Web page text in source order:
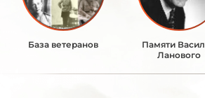
База ветеранов
Памяти
Ланового